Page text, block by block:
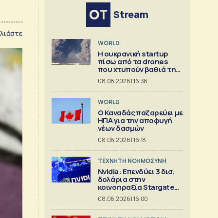
Stream
WORLD
Η ουκρανική startup
πίσω από τα drones
που χτυπούν βαθιά τη
Ρωσία
08.08.2026 | 16:36
WORLD
Ο Καναδάς παζαρεύει με
ΗΠΑ για την αποφυγή
νέων δασμών
08.08.2026 | 16:18
TΕΧΝΗΤΗ ΝΟΗΜΟΣΥΝΗ
Nvidia: Επενδύει 3 δισ.
δολάρια στην
κοινοπραξία Stargate
για κέντρα δεδομένων
08.08.2026 | 16:00